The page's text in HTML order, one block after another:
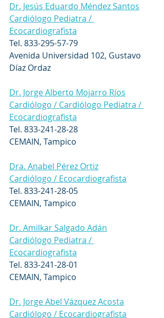
Dr. Jesús Eduardo Méndez Santos
Cardiólogo Pediatra /
Ecocardiografista
Tel. 833-295-57-79
Avenida Universidad 102, Gustavo
Díaz Ordaz
Dr. Jorge Alberto Mojarro Ríos
Cardiólogo / Cardiólogo Pediatra /
Ecocardiografista
Tel. 833-241-28-28
CEMAIN, Tampico
Dra. Anabel Pérez Ortiz
Cardiólogo / Ecocardiografista
Tel. 833-241-28-05
CEMAIN, Tampico
Dr. Amilkar Salgado Adán
Cardiólogo Pediatra /
Ecocardiografista
Tel. 833-241-28-01
CEMAIN, Tampico
Dr. Jorge Abel Vázquez Acosta
Cardiólogo / Ecocardiografista